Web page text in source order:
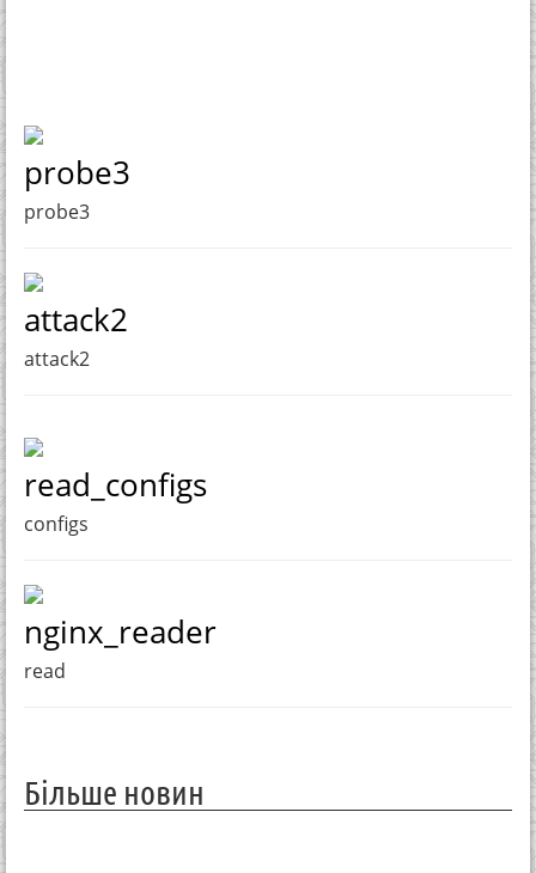
probe3
probe3
attack2
attack2
read_configs
configs
nginx_reader
read
Більше новин